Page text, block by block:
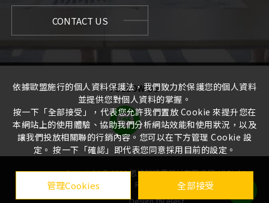
CONTACT US
FOLLOW US
Copyright ©2026思沛雅噴霧器材有限公司All Rights
Reserved. |
依據歐盟施行的個人資料保護法，我們致力於保護您的個人資料
並提供您對個人資料的掌握。
按一下「全部接受」，代表您允許我們置放 Cookie 來提升您在
本網站上的使用體驗、協助我們分析網站效能和使用狀況，以及
讓我們投放相關聯的行銷內容。您可以在下方管理 Cookie 設
定。 按一下「確認」即代表您同意採用目前的設定。
管理Cookies 全部接受